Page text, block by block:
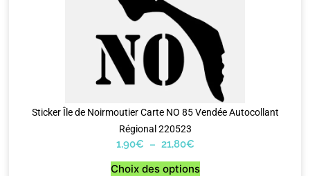
Sticker Île de Noirmoutier Carte NO 85 Vendée Autocollant
Régional 220523
1,90€ – 21,80€
Choix des options